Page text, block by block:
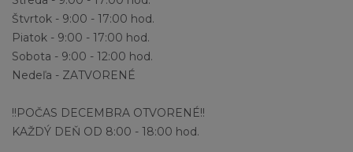
Štvrtok - 9:00 - 17:00 hod.
Piatok - 9:00 - 17:00 hod.
Sobota - 9:00 - 12:00 hod.
Nedeľa - ZATVORENÉ
!!POČAS DECEMBRA OTVORENÉ!!
KAŽDÝ DEŇ OD 8:00 - 18:00 hod.